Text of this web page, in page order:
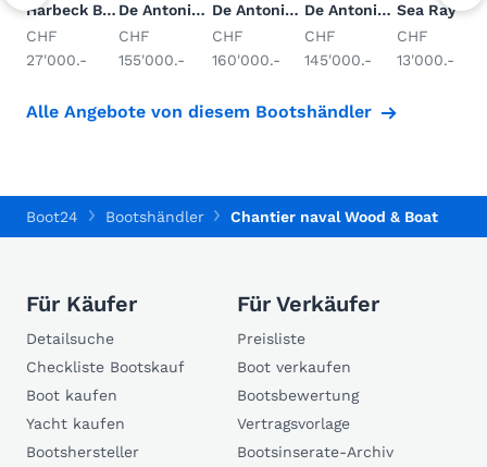
Harbeck BT100M
CHF
27'000.-
De Antonio Yachts D28 Open
CHF
155'000.-
De Antonio D28 Open
CHF
160'000.-
De Antonio D28 Open
CHF
145'000.-
Sea Ray Sorrento S21CB
CHF
13'000.-
Alle Angebote von diesem Bootshändler
Boot24 Bootshändler Chantier naval Wood & Boat
Für Käufer
Detailsuche
Checkliste Bootskauf
Boot kaufen
Yacht kaufen
Bootshersteller
Für Verkäufer
Preisliste
Boot verkaufen
Bootsbewertung
Vertragsvorlage
Bootsinserate-Archiv